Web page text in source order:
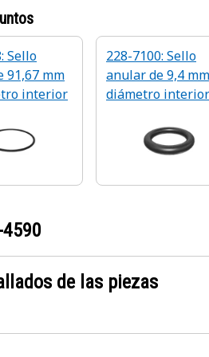
Sello
91,67 mm
interior
228-7100: Sello
anular de 9,4
diámetro interior
de las piezas